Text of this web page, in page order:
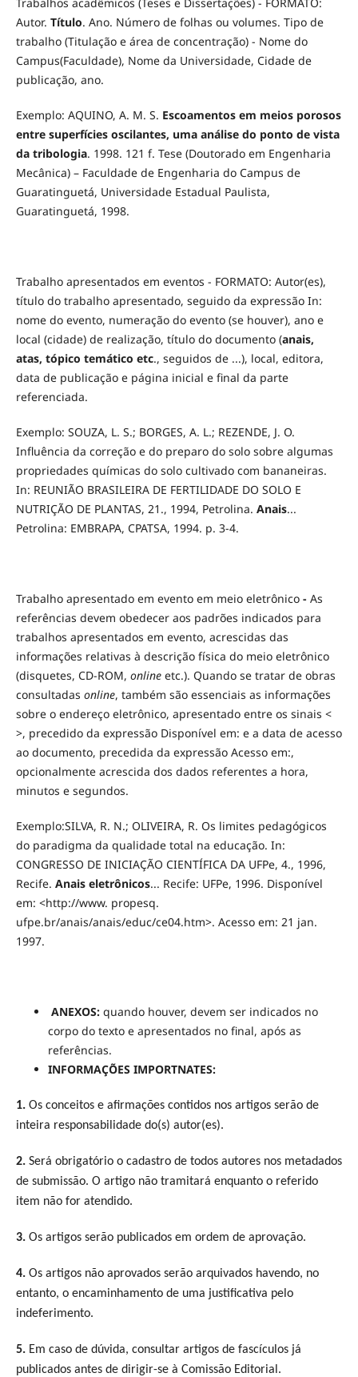
Autor. Título. Ano. Número de folhas ou volumes. Tipo de
trabalho (Titulação e área de concentração) - Nome do
Campus(Faculdade), Nome da Universidade, Cidade de
publicação, ano.
Exemplo: AQUINO, A. M. S. Escoamentos em meios porosos
entre superfícies oscilantes, uma análise do ponto de vista
da tribologia. 1998. 121 f. Tese (Doutorado em Engenharia
Mecânica) – Faculdade de Engenharia do Campus de
Guaratinguetá, Universidade Estadual Paulista,
Guaratinguetá, 1998.
Trabalho apresentados em eventos - FORMATO: Autor(es),
título do trabalho apresentado, seguido da expressão In:
nome do evento, numeração do evento (se houver), ano e
local (cidade) de realização, título do documento (anais,
atas, tópico temático etc., seguidos de ...), local, editora,
data de publicação e página inicial e final da parte
referenciada.
Exemplo: SOUZA, L. S.; BORGES, A. L.; REZENDE, J. O.
Influência da correção e do preparo do solo sobre algumas
propriedades químicas do solo cultivado com bananeiras.
In: REUNIÃO BRASILEIRA DE FERTILIDADE DO SOLO E
NUTRIÇÃO DE PLANTAS, 21., 1994, Petrolina. Anais...
Petrolina: EMBRAPA, CPATSA, 1994. p. 3-4.
Trabalho apresentado em evento em meio eletrônico- As
referências devem obedecer aos padrões indicados para
trabalhos apresentados em evento, acrescidas das
informações relativas à descrição física do meio eletrônico
(disquetes, CD-ROM, online etc.). Quando se tratar de obras
consultadas online, também são essenciais as informações
sobre o endereço eletrônico, apresentado entre os sinais <
>, precedido da expressão Disponível em: e a data de acesso
ao documento, precedida da expressão Acesso em:,
opcionalmente acrescida dos dados referentes a hora,
minutos e segundos.
Exemplo:SILVA, R. N.; OLIVEIRA, R. Os limites pedagógicos
do paradigma da qualidade total na educação. In:
CONGRESSO DE INICIAÇÃO CIENTÍFICA DA UFPe, 4., 1996,
Recife. Anais eletrônicos... Recife: UFPe, 1996. Disponível
em: <http://www. propesq.
ufpe.br/anais/anais/educ/ce04.htm>. Acesso em: 21 jan.
1997.
ANEXOS:quando houver, devem ser indicados no
corpo do texto e apresentados no final, após as
referências.
INFORMAÇÕES IMPORTNATES:
1.Os conceitos e afirmações contidos nos artigos serão de
inteira responsabilidade do(s) autor(es).
2.Será obrigatório o cadastro de todos autores nos metadados
de submissão. O artigo não tramitará enquanto o referido
item não for atendido.
3.Os artigos serão publicados em ordem de aprovação.
4.Os artigos não aprovados serão arquivados havendo, no
entanto, o encaminhamento de uma justificativa pelo
indeferimento.
5.Em caso de dúvida, consultar artigos de fascículos já
publicados antes de dirigir-se à Comissão Editorial.